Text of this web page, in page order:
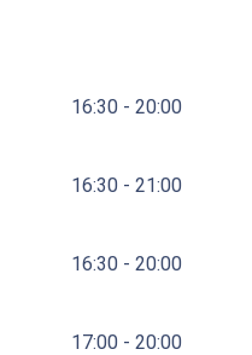
16:30 - 20:00
16:30 - 21:00
16:30 - 20:00
17:00 - 20:00